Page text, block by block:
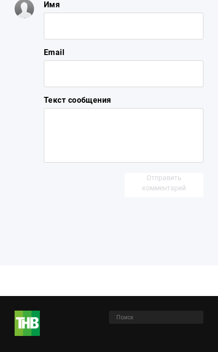
Имя
Email
Текст сообщения
Отправить
комментарий